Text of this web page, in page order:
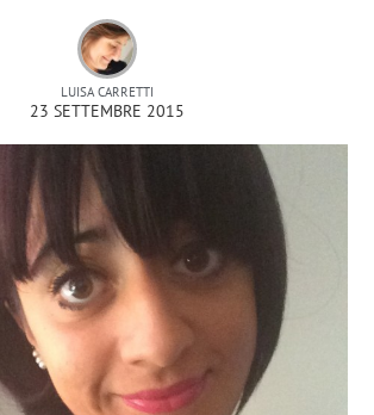
LUISA CARRETTI
23 SETTEMBRE 2015